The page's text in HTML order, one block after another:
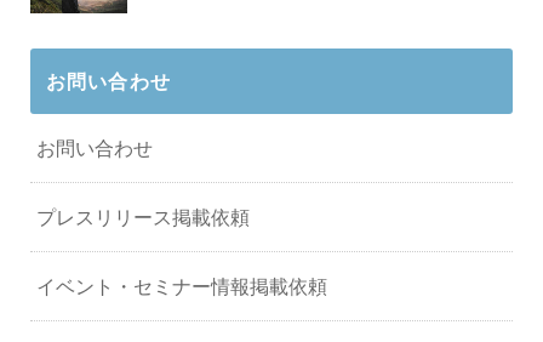
お問い合わせ
お問い合わせ
プレスリリース掲載依頼
イベント・セミナー情報掲載依頼